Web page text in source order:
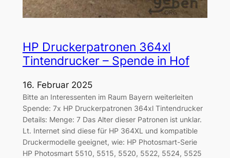
HP Druckerpatronen 364xl
Tintendrucker – Spende in Hof
16. Februar 2025
Bitte an Interessenten im Raum Bayern weiterleiten
Spende: 7x HP Druckerpatronen 364xl Tintendrucker
Details: Menge: 7 Das Alter dieser Patronen ist unklar.
Lt. Internet sind diese für HP 364XL und kompatible
Druckermodelle geeignet, wie: HP Photosmart-Serie
HP Photosmart 5510, 5515, 5520, 5522, 5524, 5525